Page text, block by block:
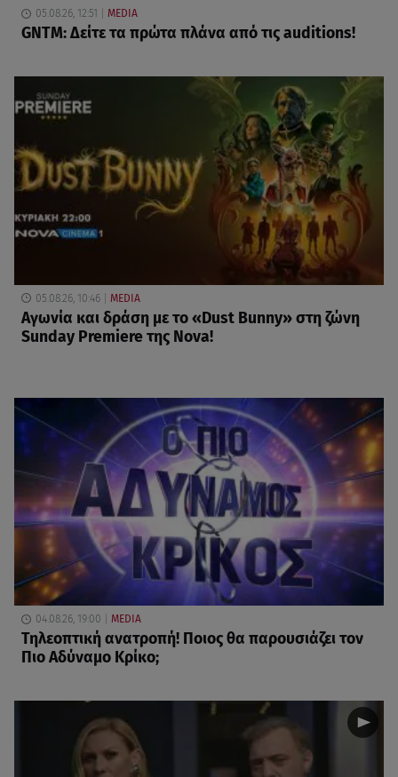
05.08.26, 12:51 MEDIA
GNTM: Δείτε τα πρώτα πλάνα από τις auditions!
05.08.26, 10:46 MEDIA
Αγωνία και δράση με το «Dust Bunny» στη ζώνη
Sunday Premiere της Nova!
04.08.26, 19:00 MEDIA
Τηλεοπτική ανατροπή! Ποιος θα παρουσιάζει τον
Πιο Αδύναμο Κρίκο;